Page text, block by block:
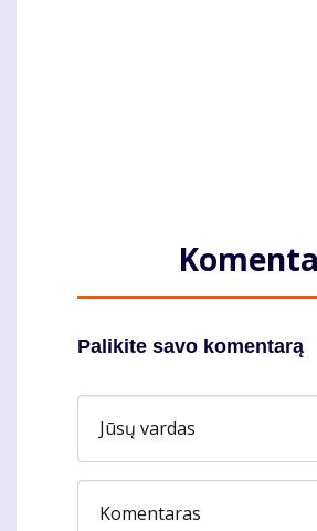
Palikite savo komentarą
Jūsų vardas
Komentaras